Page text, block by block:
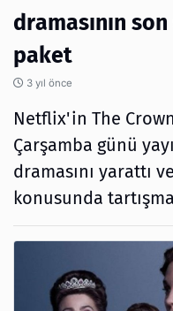
dramasının
paket
3 yıl önce
Netflix'in The
Çarşamba günü
dramasını yarattı
konusunda